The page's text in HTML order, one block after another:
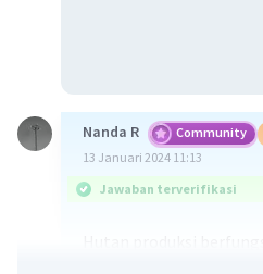
Nanda R Community
13 Januari 2024 11:13
Jawaban terverifikasi